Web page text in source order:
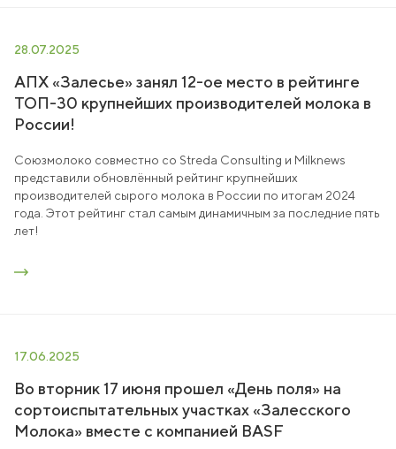
28.07.2025
АПХ «Залесье» занял 12-ое место в рейтинге
ТОП-30 крупнейших производителей молока в
России!
Союзмолоко совместно со Streda Consulting и Milknews
представили обновлённый рейтинг крупнейших
производителей сырого молока в России по итогам 2024
года. Этот рейтинг стал самым динамичным за последние пять
лет!
17.06.2025
Во вторник 17 июня прошел «День поля» на
сортоиспытательных участках «Залесского
Молока» вместе с компанией BASF